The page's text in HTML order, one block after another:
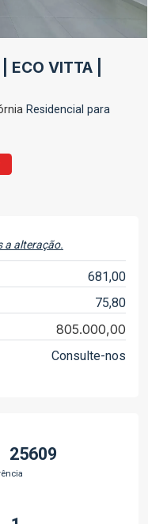
ECO VITTA |
Residencial para
a alteração.
681,00
75,80
805.000,00
Consulte-nos
25609